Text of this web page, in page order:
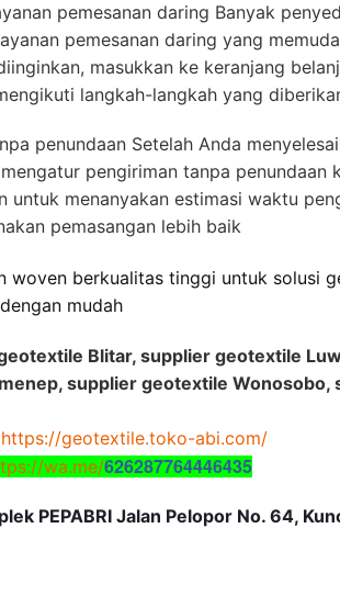
pemesanan daring Banyak
pemesanan daring yang
masukkan ke keranjang
langkah-langkah yang
penundaan Setelah Anda
pengiriman tanpa penundaan
untuk menanyakan estimasi waktu
pemasangan lebih baik
woven berkualitas tinggi untuk solusi
mudah
Blitar, supplier geotextile
supplier geotextile Wonosobo,
https://geotextile.toko-abi.com/
wa.me/626287764446435
PEPABRI Jalan Pelopor No. 64,